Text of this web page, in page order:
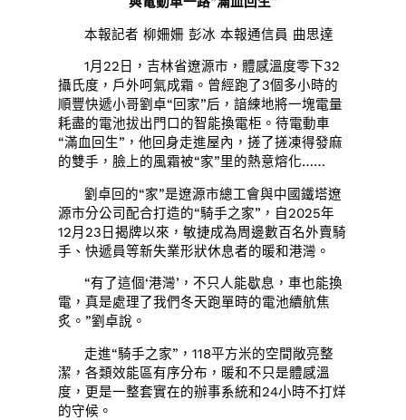
本報記者 柳姍姍 彭冰 本報通信員 曲思達
1月22日，吉林省遼源市，體感溫度零下32
攝氏度，戶外呵氣成霜。曾經跑了3個多小時的
順豐快遞小哥劉卓“回家”后，諳練地將一塊電量
耗盡的電池拔出門口的智能換電柜。待電動車
“滿血回生”，他回身走進屋內，搓了搓凍得發麻
的雙手，臉上的風霜被“家”里的熱意熔化……
劉卓回的“家”是遼源市總工會與中國鐵塔遼
源市分公司配合打造的“騎手之家”，自2025年
12月23日揭牌以來，敏捷成為周邊數百名外賣騎
手、快遞員等新失業形狀休息者的暖和港灣。
“有了這個‘港灣’，不只人能歇息，車也能換
電，真是處理了我們冬天跑單時的電池續航焦
炙。”劉卓說。
走進“騎手之家”，118平方米的空間敞亮整
潔，各類效能區有序分布，暖和不只是體感溫
度，更是一整套實在的辦事系統和24小時不打烊
的守候。